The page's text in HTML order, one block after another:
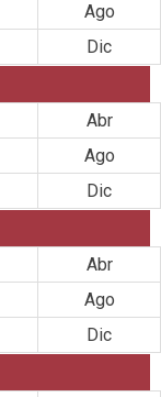
Ago
Dic
Abr
Ago
Dic
Abr
Ago
Dic